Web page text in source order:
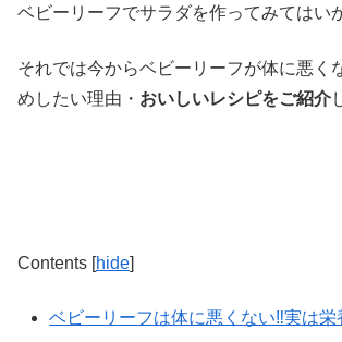
ベビーリーフでサラダを作ってみてはい
それでは今からベビーリーフが体に悪く
めしたい理由・ おいしいレシピをご紹介
Contents [hide]
ベビーリーフは体に悪くない‼実は栄